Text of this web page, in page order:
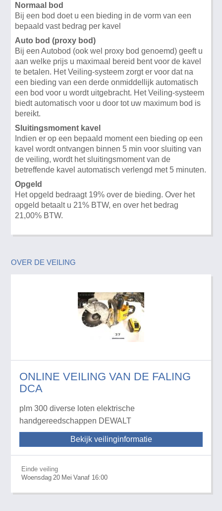
Normaal bod
Bij een bod doet u een bieding in de vorm van een
bepaald vast bedrag per kavel
Auto bod (proxy bod)
Bij een Autobod (ook wel proxy bod genoemd) geeft u
aan welke prijs u maximaal bereid bent voor de kavel
te betalen. Het Veiling-systeem zorgt er voor dat na
een bieding van een derde onmiddellijk automatisch
een bod voor u wordt uitgebracht. Het Veiling-systeem
biedt automatisch voor u door tot uw maximum bod is
bereikt.
Sluitingsmoment kavel
Indien er op een bepaald moment een bieding op een
kavel wordt ontvangen binnen 5 min voor sluiting van
de veiling, wordt het sluitingsmoment van de
betreffende kavel automatisch verlengd met 5 minuten.
Opgeld
Het opgeld bedraagt 19% over de bieding. Over het
opgeld betaalt u 21% BTW, en over het bedrag
21,00% BTW.
OVER DE VEILING
ONLINE VEILING VAN DE FALING
DCA
plm 300 diverse loten elektrische
handgereedschappen DEWALT
Bekijk veilinginformatie
Einde veiling
Woensdag 20 Mei Vanaf 16:00